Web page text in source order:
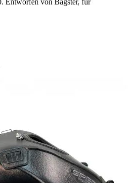
Entworfen von Bagster, für